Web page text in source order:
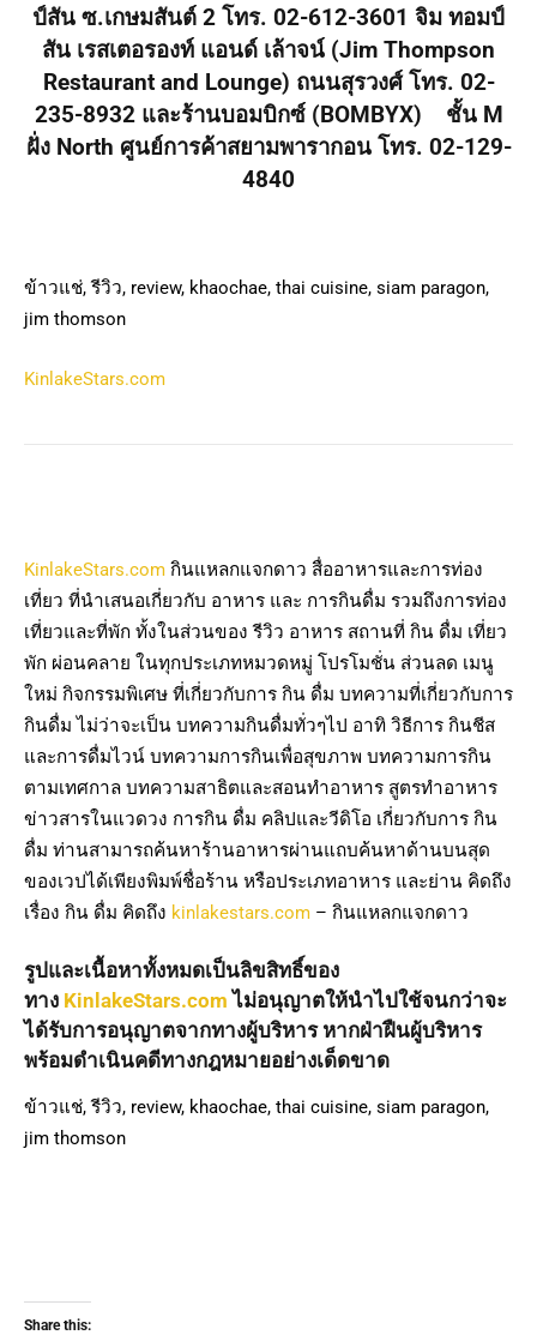
ป์สัน ซ.เกษมสันต์ 2 โทร. 02-612-3601 จิม ทอมป์
สัน เรสเตอรองท์ แอนด์ เล้าจน์ (Jim Thompson
Restaurant and Lounge) ถนนสุรวงศ์ โทร. 02-
235-8932 และร้านบอมบิกซ์ (BOMBYX) ชั้น M
ฝั่ง North ศูนย์การค้าสยามพารากอน โทร. 02-129-
4840
ข้าวแช่, รีวิว, review, khaochae, thai cuisine, siam paragon,
jim thomson
KinlakeStars.com
KinlakeStars.com กินแหลกแจกดาว สื่ออาหารและการท่อง
เที่ยว ที่นำเสนอเกี่ยวกับ อาหาร และ การกินดื่ม รวมถึงการท่อง
เที่ยวและที่พัก ทั้งในส่วนของ รีวิว อาหาร สถานที่ กิน ดื่ม เที่ยว
พัก ผ่อนคลาย ในทุกประเภทหมวดหมู่ โปรโมชั่น ส่วนลด เมนู
ใหม่ กิจกรรมพิเศษ ที่เกี่ยวกับการ กิน ดื่ม บทความที่เกี่ยวกับการ
กินดื่ม ไม่ว่าจะเป็น บทความกินดื่มทั่วๆไป อาทิ วิธีการ กินชีส
และการดื่มไวน์ บทความการกินเพื่อสุขภาพ บทความการกิน
ตามเทศกาล บทความสาธิตและสอนทำอาหาร สูตรทำอาหาร
ข่าวสารในแวดวง การกิน ดื่ม คลิปและวีดิโอ เกี่ยวกับการ กิน
ดื่ม ท่านสามารถค้นหาร้านอาหารผ่านแถบค้นหาด้านบนสุด
ของเวปได้เพียงพิมพ์ชื่อร้าน หรือประเภทอาหาร และย่าน คิดถึง
เรื่อง กิน ดื่ม คิดถึง kinlakestars.com – กินแหลกแจกดาว
รูปและเนื้อหาทั้งหมดเป็นลิขสิทธิ์ของ
ทาง KinlakeStars.com ไม่อนุญาตให้นำไปใช้จนกว่าจะ
ได้รับการอนุญาตจากทางผู้บริหาร หากฝ่าฝืนผู้บริหาร
พร้อมดำเนินคดีทางกฎหมายอย่างเด็ดขาด
ข้าวแช่, รีวิว, review, khaochae, thai cuisine, siam paragon,
jim thomson
Share this: